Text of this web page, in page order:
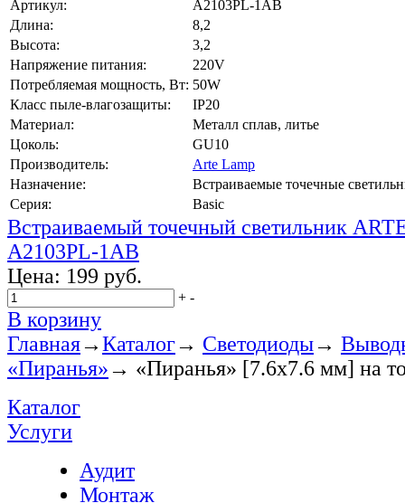
Артикул:
A2103PL-1AB
Длина:
8,2
Высота:
3,2
Напряжение питания:
220V
Потребляемая мощность, Вт: 50W
Класс пыле-влагозащиты:
IP20
Материал:
Металл сплав, литье
Цоколь:
GU10
Производитель:
Arte Lamp
Назначение:
Встраиваемые точечные
Серия:
Basic
Встраиваемый точечный светильник
A2103PL-1AB
Цена: 199 руб.
+ -
В корзину
Главная→Каталог→ Светодиоды→
«Пиранья»→ «Пиранья» [7.6x7.6 мм] на
Каталог
Услуги
Аудит
Монтаж